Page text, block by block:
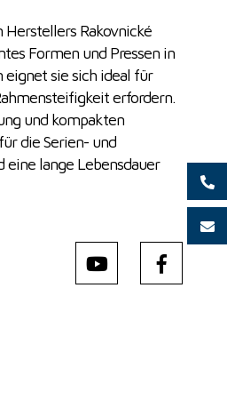
Herstellers Rakovnické
Formen und Pressen in
sie sich ideal für
erfordern.
und kompakten
die Serien- und
lange Lebensdauer